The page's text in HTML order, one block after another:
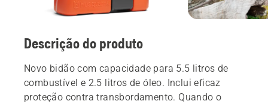
Descrição do produto
Novo bidão com capacidade para 5.5 litros de
combustível e 2.5 litros de óleo. Inclui eficaz
proteção contra transbordamento. Quando o